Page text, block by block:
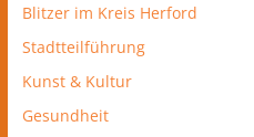
Blitzer im Kreis Herford
Stadtteilführung
Kunst & Kultur
Gesundheit